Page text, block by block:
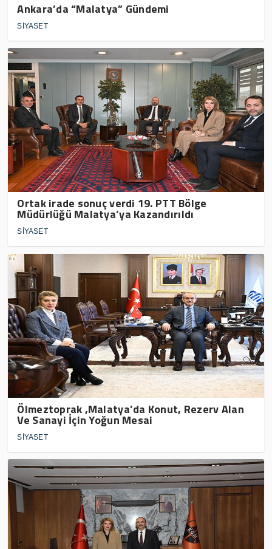
Ankara’da “Malatya” Gündemi
SİYASET
Ortak irade sonuç verdi 19. PTT Bölge
Müdürlüğü Malatya’ya Kazandırıldı
SİYASET
Ölmeztoprak ,Malatya’da Konut, Rezerv Alan
Ve Sanayi İçin Yoğun Mesai
SİYASET